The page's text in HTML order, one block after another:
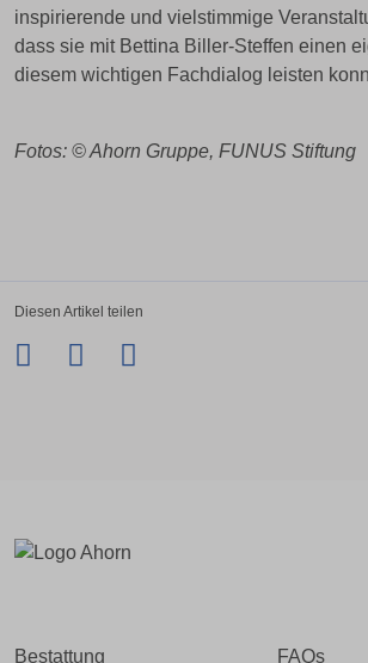
inspirierende und vielstimmige
dass sie mit Bettina Biller-Steffen einen
diesem wichtigen Fachdialog leisten
Fotos: © Ahorn Gruppe, FUNUS Stiftung
Diesen Artikel teilen
Bestattung FAQs